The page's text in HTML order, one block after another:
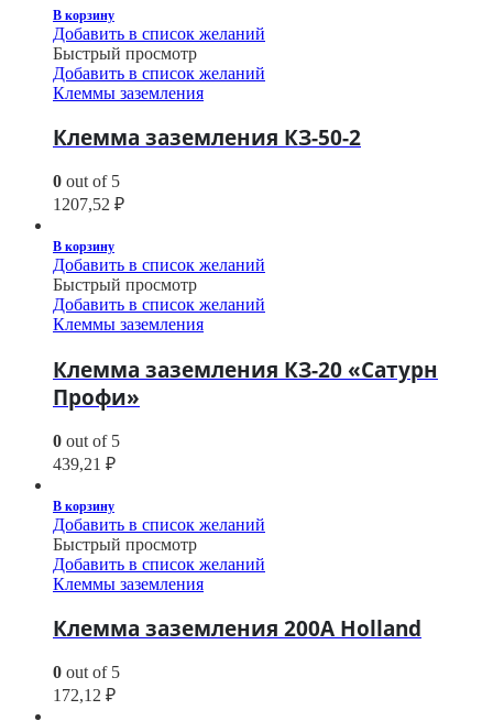
В корзину
Добавить в список желаний
Быстрый просмотр
Добавить в список желаний
Клеммы заземления
Клемма заземления КЗ-50-2
0 out of 5
1207,52 ₽
В корзину
Добавить в список желаний
Быстрый просмотр
Добавить в список желаний
Клеммы заземления
Клемма заземления КЗ-20 «Сатурн
Профи»
0 out of 5
439,21 ₽
В корзину
Добавить в список желаний
Быстрый просмотр
Добавить в список желаний
Клеммы заземления
Клемма заземления 200A Holland
0 out of 5
172,12 ₽